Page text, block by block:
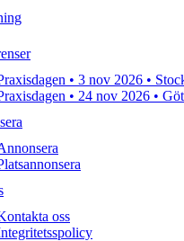
• 3 nov 2026 •
• 24 nov 2026 •
oss